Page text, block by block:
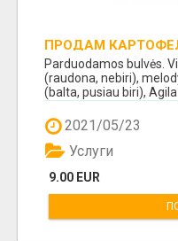
ПРОДАМ
Parduodamos bulvės.
(raudona, nebiri),
(balta, pusiau biri), Agila
2021/05/23
9.00 EUR
Услуги